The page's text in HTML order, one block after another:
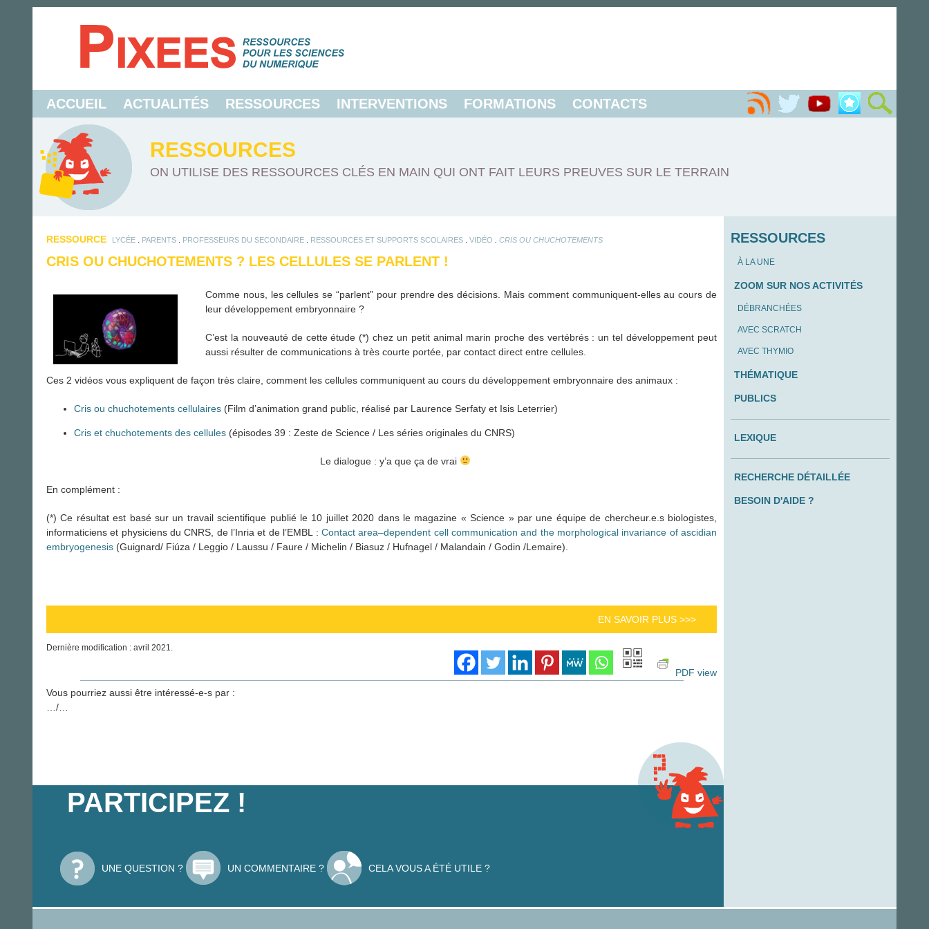
ACCUEIL ACTUALITÉS RESSOURCES INTERVENTIONS FORMATIONS CONTACTS
RESSOURCES
ON UTILISE DES RESSOURCES CLÉS EN MAIN QUI ONT FAIT LEURS PREUVES SUR LE TERRAIN
RESSOURCE LYCÉE PARENTS PROFESSEURS DU SECONDAIRE RESSOURCES ET SUPPORTS SCOLAIRES VIDÉO CRIS OU CHUCHOTEMENTS
CRIS OU CHUCHOTEMENTS ? LES CELLULES SE PARLENT !
Comme nous, les cellules se “parlent” pour prendre des décisions. Mais comment communiquent-elles au cours de
leur développement embryonnaire ?
C’est la nouveauté de cette étude (*) chez un petit animal marin proche des vertébrés : un tel développement peut
aussi résulter de communications à très courte portée, par contact direct entre cellules.
Ces 2 vidéos vous expliquent de façon très claire, comment les cellules communiquent au cours du développement embryonnaire des animaux :
Cris ou chuchotements cellulaires (Film d’animation grand public, réalisé par Laurence Serfaty et Isis Leterrier)
Cris et chuchotements des cellules (épisodes 39 : Zeste de Science / Les séries originales du CNRS)
Le dialogue : y’a que ça de vrai
En complément :
(*) Ce résultat est basé sur un travail scientifique publié le 10 juillet 2020 dans le magazine « Science » par une équipe de chercheur.e.s biologistes,
informaticiens et physiciens du CNRS, de l’Inria et de l’EMBL : Contact area–dependent cell communication and the morphological invariance of ascidian
embryogenesis (Guignard/ Fiúza / Leggio / Laussu / Faure / Michelin / Biasuz / Hufnagel / Malandain / Godin /Lemaire).
EN SAVOIR PLUS >>>
Dernière modification : avril 2021.
PDF view
Vous pourriez aussi être intéressé-e-s par :
…/…
PARTICIPEZ !
UNE QUESTION ? UN COMMENTAIRE ? CELA VOUS A ÉTÉ UTILE ?
RESSOURCES
À LA UNE
ZOOM SUR NOS ACTIVITÉS
DÉBRANCHÉES
AVEC SCRATCH
AVEC THYMIO
THÉMATIQUE
PUBLICS
LEXIQUE
RECHERCHE DÉTAILLÉE
BESOIN D'AIDE ?